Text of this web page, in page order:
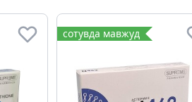
сотувда мавжуд